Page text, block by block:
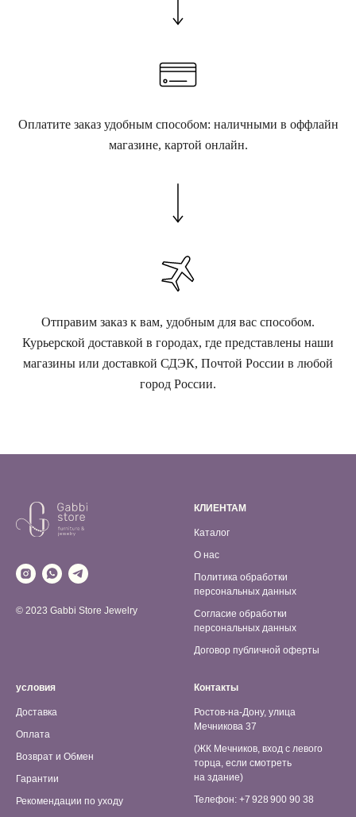
Оплатите заказ удобным способом: наличными в оффлайн
магазине, картой онлайн.
Отправим заказ к вам, удобным для вас способом.
Курьерской доставкой в городах, где представлены наши
магазины или доставкой СДЭК, Почтой России в любой
город России.
© 2023 Gabbi Store Jewelry
КЛИЕНТАМ
Каталог
О нас
Политика обработки
персональных данных
Согласие обработки
персональных данных
Договор публичной оферты
условия
Доставка
Оплата
Возврат и Обмен
Гарантии
Рекомендации по уходу
Контакты
Ростов-на-Дону, улица
Мечникова 37
(ЖК Мечников, вход с левого
торца, если смотреть
на здание)
Телефон: +7 928 900 90 38